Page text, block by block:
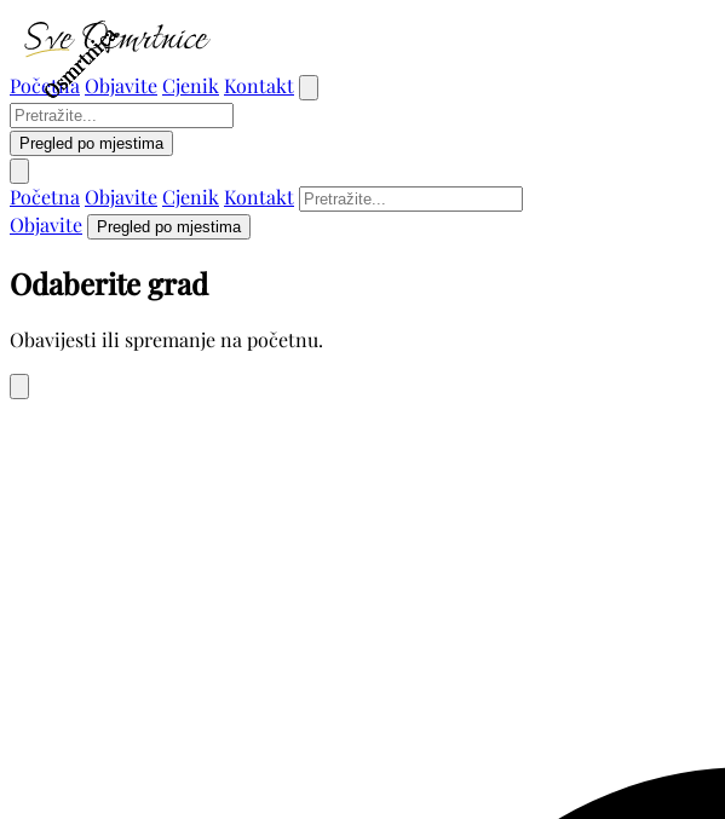
Početna ObjaviteCjenik Kontakt
Pregled po mjestima
Početna ObjaviteCjenik Kontakt
Objavite
Pregled po mjestima
Odaberite grad
Obavijesti ili spremanje na početnu.
Osmrtnica
Osmrtnica
Osmrtnica
Osmrtnica